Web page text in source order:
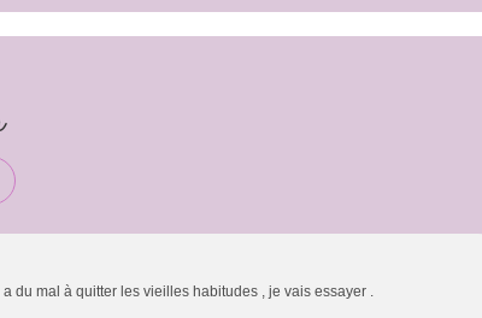
du mal à quitter les vieilles habitudes , je vais essayer .